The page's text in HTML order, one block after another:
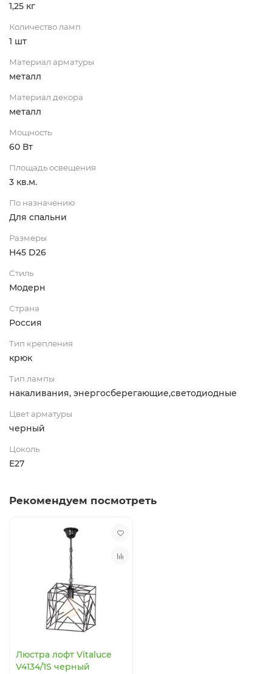
1,25 кг
Количество ламп
1 шт
Материал арматуры
металл
Материал декора
металл
Мощность
60 Вт
Площадь освещения
3 кв.м.
По назначению
Для спальни
Размеры
H45 D26
Стиль
Модерн
Страна
Россия
Тип крепления
крюк
Тип лампы
накаливания, энергосберегающие,светодиодные
Цвет арматуры
черный
Цоколь
E27
Рекомендуем посмотреть
Люстра лофт Vitaluce
V4134/1S черный